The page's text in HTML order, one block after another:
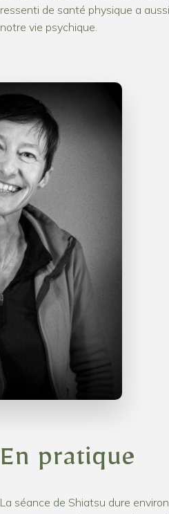
ressenti de santé physique a
notre vie psychique.
En pratique
La séance de Shiatsu dure